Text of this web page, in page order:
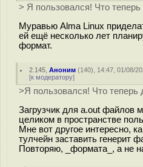
> Я пользовался! Что теперь
Муравью Alma Linux
ей ещё несколько лет
формат.
2.145 ,Аноним (140), 14:47, 01/08/
[к модератору]
>Я пользовался! Что теперь
Загрузчик для a.out файлов
целиком в пространстве
Мне вот другое интересно,
тулчейн заставить генерит
Повторяю, _формата_, а не